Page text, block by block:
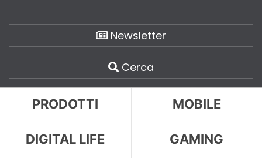
Newsletter
Cerca
PRODOTTI MOBILE
DIGITAL LIFE GAMING